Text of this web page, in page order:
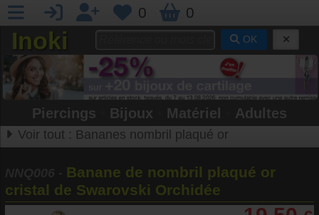
0 0
Inoki OK
Piercings Bijoux Matériel Adultes
Voir tout : Bananes nombril plaqué or
Banane de nombril plaqué or
cristal de Swarovski Orchidée